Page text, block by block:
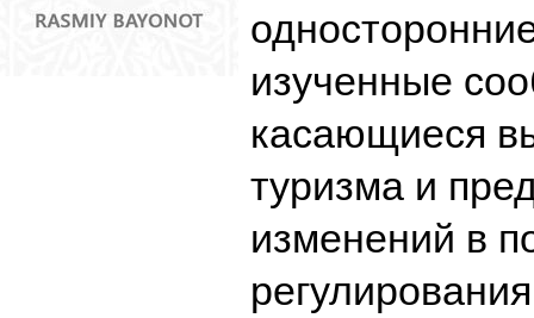
изученные
касающиеся
туризма и
изменений в